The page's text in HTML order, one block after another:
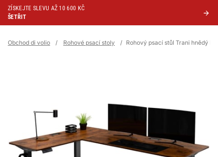
ZÍSKEJTE SLEVU AŽ 10 600 KČ
ŠETŘIT
Obchod di volio / Rohové psací stoly / Rohový psací stůl Trani hnědý